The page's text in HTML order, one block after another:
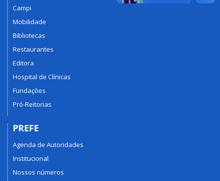
Campi
Mobilidade
Bibliotecas
Restaurantes
Editora
Hospital de Clínicas
Fundações
Pró-Reitorias
PREFE
Agenda de Autoridades
Institucional
Nossos números